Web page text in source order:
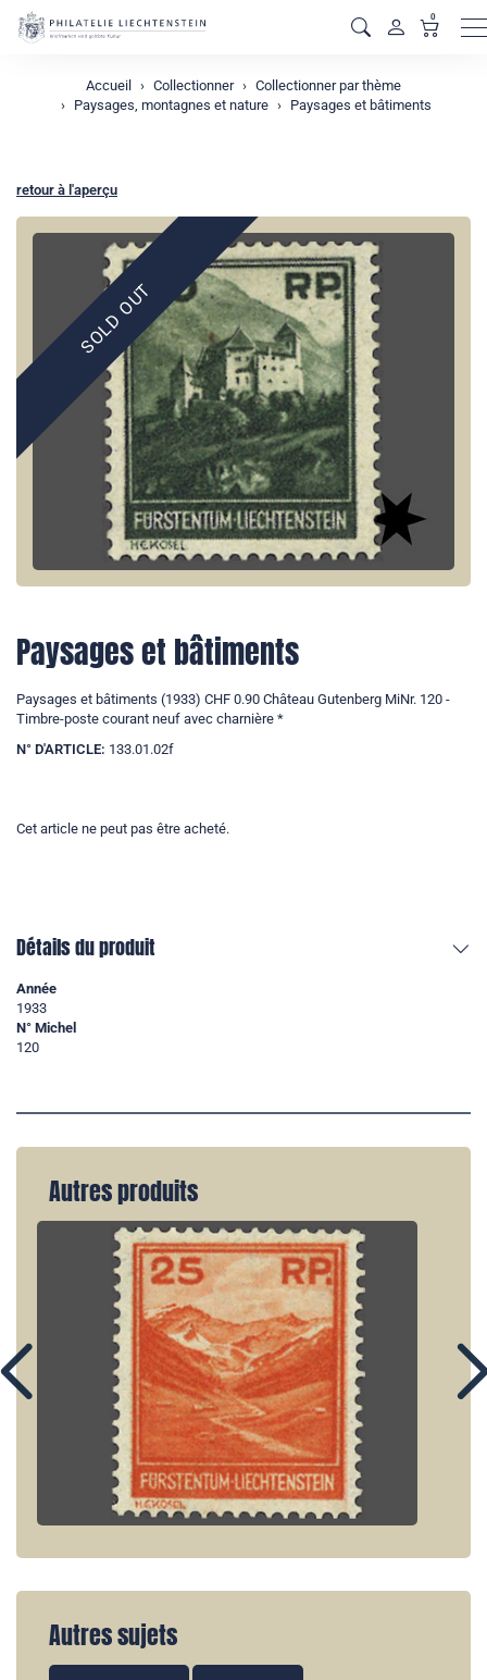
0
Accueil Collectionner
Collectionner par thème
Paysages, montagnes et nature
Paysages et bâtiments
retour à l'aperçu
SOLD OUT
Paysages et bâtiments
Paysages et bâtiments (1933) CHF 0.90 Château Gutenberg MiNr. 120 -
Timbre-poste courant neuf avec charnière *
N° D'ARTICLE: 133.01.02f
Cet article ne peut pas être acheté.
Détails du produit
Année
1933
N° Michel
120
Autres produits
Autres sujets